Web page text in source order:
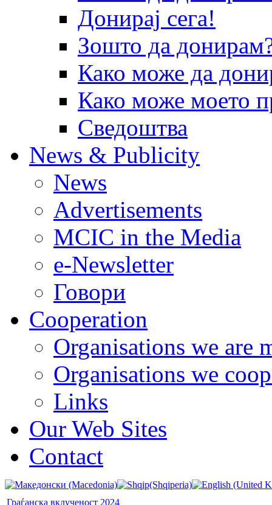
Донирај сега!
Зошто да
Како може да
Како може моето
Сведоштва
News & Publicity
News
Advertisements
MCIC in the Media
e-Newsletter
Говори
Cooperation
Organisations we are
Organisations we
Links
Our Web Sites
Contact
Граѓанска вклученост 2024